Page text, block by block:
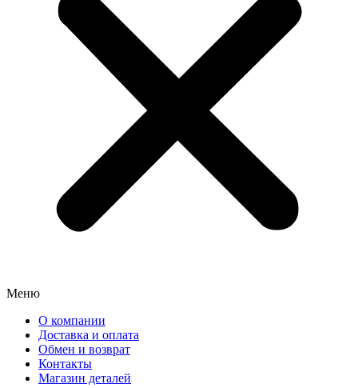
Меню
О компании
Доставка и оплата
Обмен и возврат
Контакты
Магазин деталей